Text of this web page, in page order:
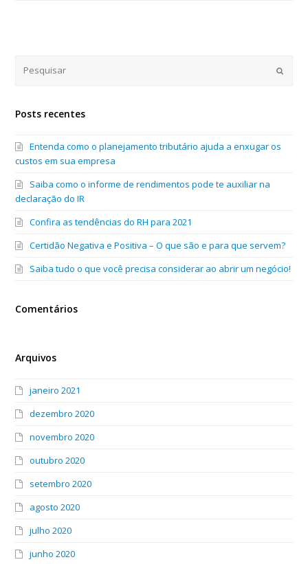
Submit
Posts recentes
Entenda como o planejamento tributário ajuda a enxugar os
custos em sua empresa
Saiba como o informe de rendimentos pode te auxiliar na
declaração do IR
Confira as tendências do RH para 2021
Certidão Negativa e Positiva – O que são e para que servem?
Saiba tudo o que você precisa considerar ao abrir um negócio!
Comentários
Arquivos
janeiro 2021
dezembro 2020
novembro 2020
outubro 2020
setembro 2020
agosto 2020
julho 2020
junho 2020